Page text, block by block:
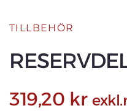
TILLBEHÖR
319,20 kr